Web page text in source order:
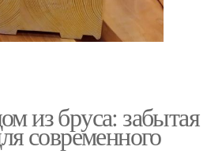
из бруса: забытая
современного